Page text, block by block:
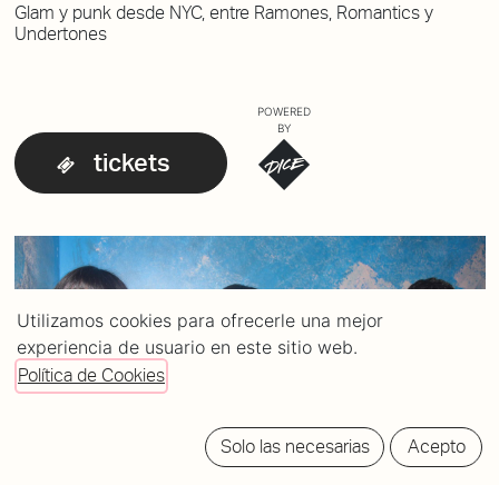
Glam y punk desde NYC, entre Ramones, Romantics y
Undertones
tickets
POWERED
BY
Utilizamos cookies para ofrecerle una mejor
experiencia de usuario en este sitio web.
Política de Cookies
Solo las necesarias Acepto